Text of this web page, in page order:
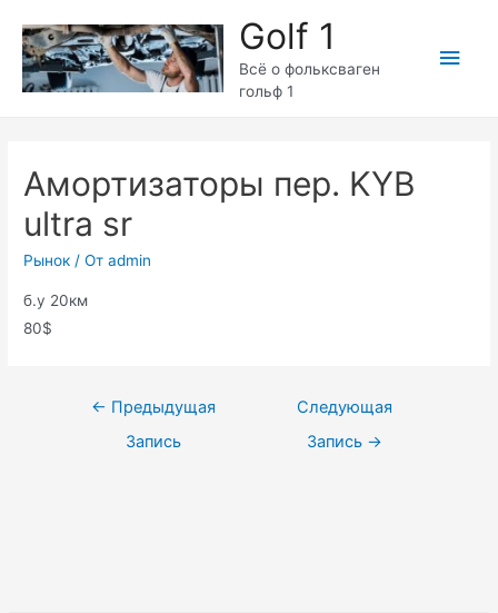
содержимому
Golf 1
Всё о фольксваген
гольф 1
Амортизаторы пер. KYB
ultra sr
Рынок / От admin
б.у 20км
80$
Навигация
← Предыдущая
Запись
Следующая
Запись →